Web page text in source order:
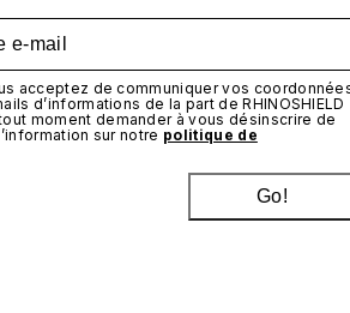
e-mail
acceptez de communiquer vos
d’informations de la part de RHINOSHIELD
moment demander à vous désinscrire de
sur notre politique de
Go!